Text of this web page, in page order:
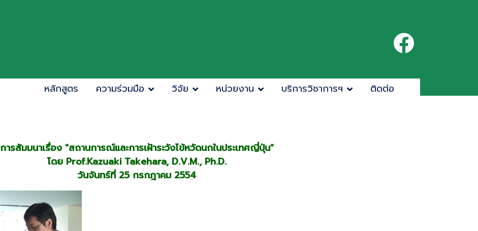
หลักสูตร ความร่วมมือ วิจัย หน่วยงาน บริการวิชาการฯ ติดต่อ
การสัมมนาเรื่อง "สถานการณ์และการเฝ้าระวังไข้หวัดนกในประเทศญี่ปุ่น"
โดย Prof.Kazuaki Takehara, D.V.M., Ph.D.
วันจันทร์ที่ 25 กรกฎาคม 2554